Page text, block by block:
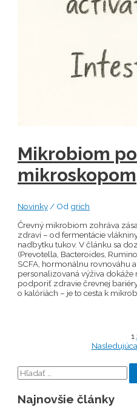
Mikrobiom
mikroskopom
Novinky / Od grich
Črevný mikrobiom zohráva
zdraví – od fermentácie
nadbytku tukov. V článku sa
(Prevotella, Bacteroides,
SCFA, hormonálnu rovnováhu
personalizovaná výživa
podporiť zdravie črevnej
o kalóriách – je to cesta k
Stránkovanie
1
Hľadať:
Najnovšie články